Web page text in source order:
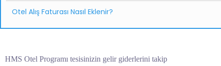
Otel Alış Faturası Nasıl Eklenir?
HMS Otel Programı tesisinizin gelir giderlerini takip